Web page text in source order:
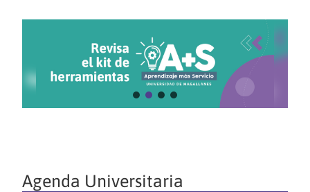
Agenda Universitaria